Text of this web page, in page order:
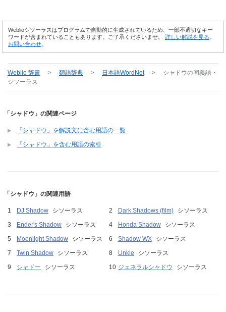
Weblioシソーラスはプログラムで自動的に生成されているため、一部不適切なキー
ワードが含まれていることもあります。ご了承くださいませ。 詳しい解説を見る
お問い合わせ
Weblio 辞書 > 類語辞典 > 日本語WordNet > シャドウの同義語・
シソーラス
「シャドウ」の関連ページ
「シャドウ」を解説文に含む用語の一覧
「シャドウ」を含む用語の索引
「シャドウ」の関連用語
DJ Shadow シソーラス Dark Shadows (film)
シソーラス
Ender's Shadow
シソーラス Honda Shadow
シソーラス
Moonlight Shadow
シソーラス Shadow WX
シソーラス
Twin Shadow
シソーラス Unkle
シソーラス
シャドー
シソーラス ジェネラルシャドウ シソーラス